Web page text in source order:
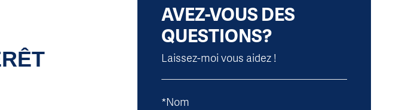
AVEZ-VOUS DES
QUESTIONS?
Laissez-moi vous aidez !
*Nom